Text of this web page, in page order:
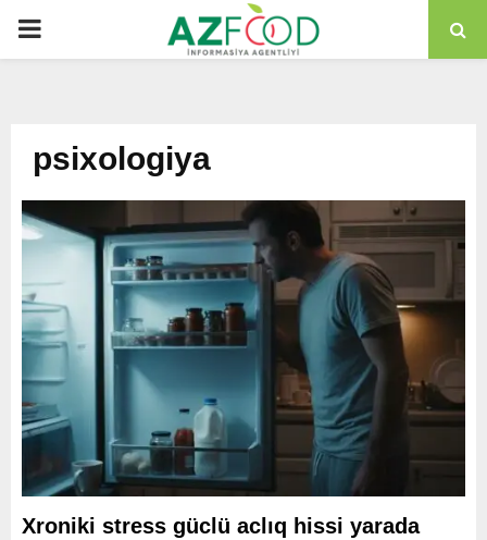
PRIMARY
psixologiya
Xroniki stress güclü aclıq hissi yarada